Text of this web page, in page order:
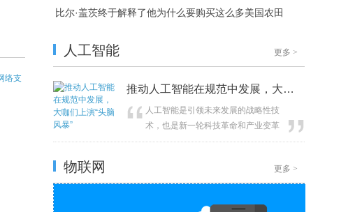
比尔·盖茨终于解释了他为什么要购买这么多美国农田
人工智能 更多 >
推动人工智能在规范中发展，大咖们上演“头脑风暴”
人工智能是引领未来发展的战略性技
术，也是新一轮科技革命和产业变革
的重要驱动力量。近日，一场立法征
物联网 更多 >